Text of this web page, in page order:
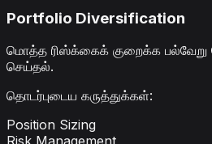
Portfolio Diversification
மொத்த ரிஸ்க்கைக் குறைக்க பல்வேறு
செய்தல்.
தொடர்புடைய கருத்துக்கள்:
Position Sizing